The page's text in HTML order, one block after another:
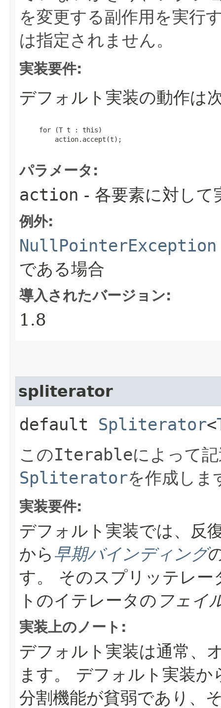
を変更する副作用を実行
は指定されません。
実装要件:
デフォルト実装の動作は
     for (T t : this)
         action.accept(t);
パラメータ:
action - 各要素に対し
例外:
NullPointerException
である場合
導入されたバージョン:
1.8
spliterator
default Spliterator<
このIterableによって
Spliteratorを作成しま
実装要件:
デフォルト実装では、反
から 早期バインディング
す。
そのスプリッテレ
トのイテレータの フェイ
実装上のノート:
デフォルト実装は通常、
ます。
デフォルト実装か
分割機能が貧弱であり、